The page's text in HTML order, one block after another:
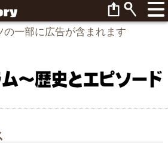
の一部に広告が含まれます